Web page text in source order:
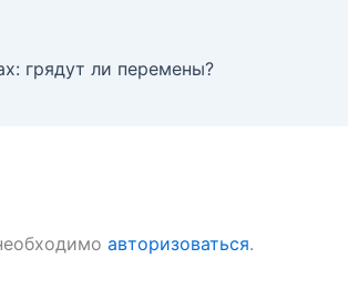
грядут ли перемены?
авторизоваться.